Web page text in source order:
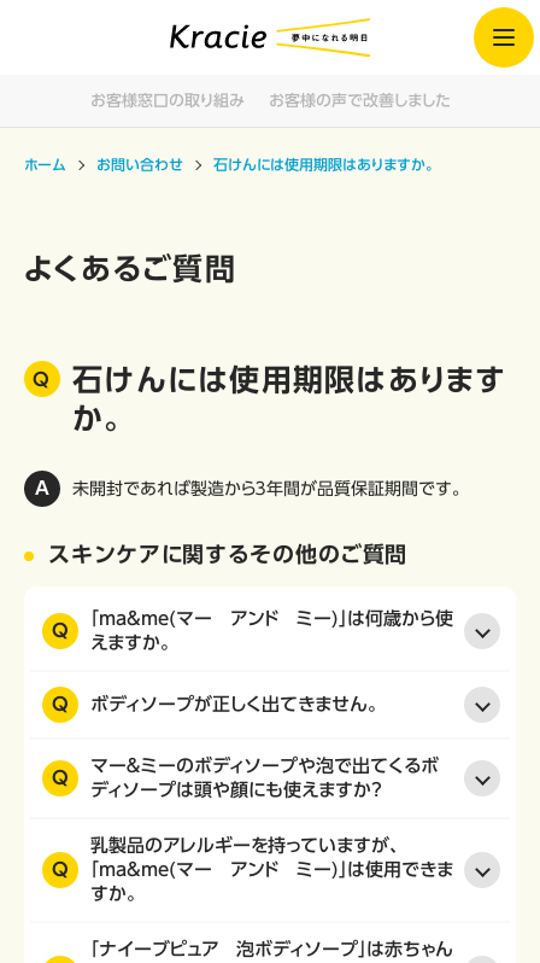
お客様窓口の取り組み お客様の声で改善しました
ホーム お問い合わせ 石けんには使用期限はありますか。
よくあるご質問
石けんには使用期限はあります
か。
未開封であれば製造から３年間が品質保証期間です。
スキンケアに関するその他のご質問
Q
「ma&me(マー アンド ミー)」は何歳から使
えますか。
Q ボディソープが正しく出てきません。
Q
マー＆ミーのボディソープや泡で出てくるボ
ディソープは頭や顔にも使えますか？
Q
乳製品のアレルギーを持っていますが、
「ma&me(マー アンド ミー)」は使用できま
すか。
「ナイーブピュア 泡ボディソープ」は赤ちゃん